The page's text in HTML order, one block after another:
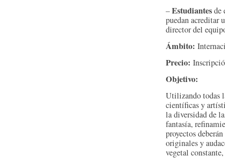
–Estudiantesde
puedan acreditar
director del
Ámbito:
Precio:
Objetivo:
Utilizando todas
científicas y
la diversidad de
fantasía,
proyectos
originales y
vegetal